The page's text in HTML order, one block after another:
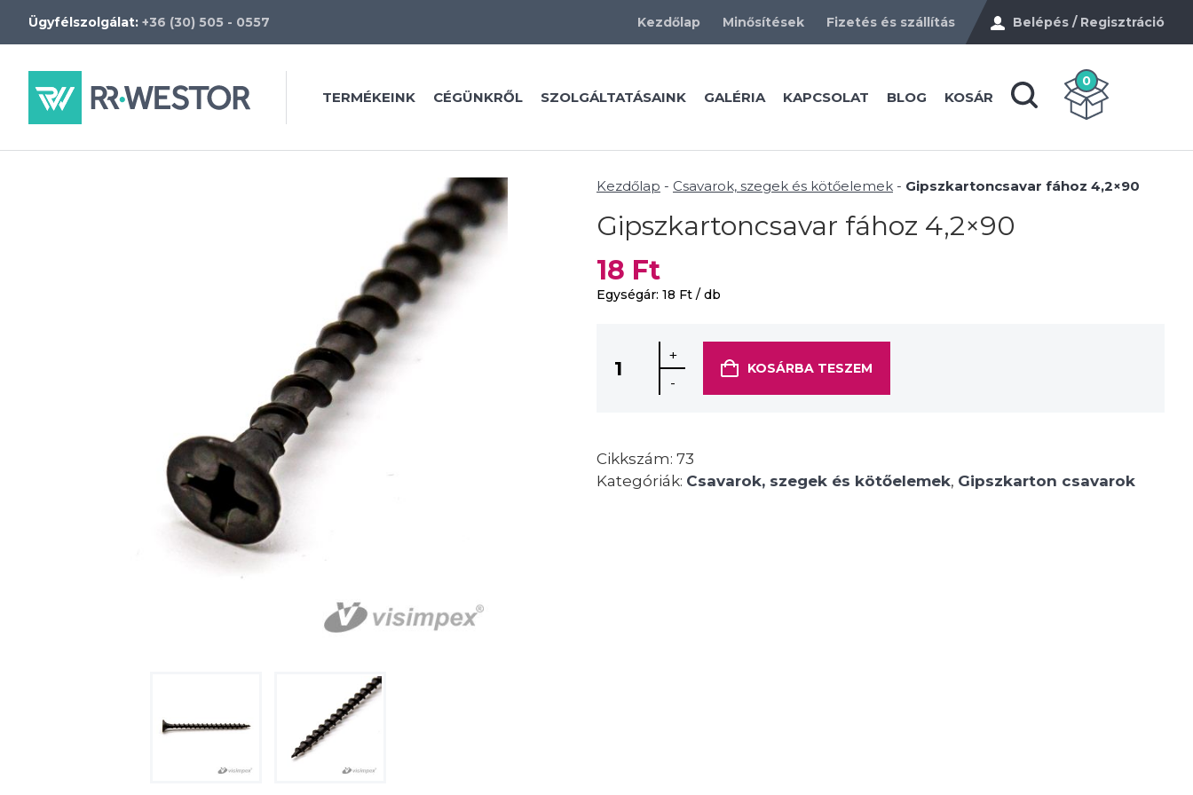
Ügyfélszolgálat: +36 (30) 505 - 0557 Kezdőlap Minősítések Fizetés és szállítás Belépés / Regisztráció
TERMÉKEINK CÉGÜNKRŐL SZOLGÁLTATÁSAINK GALÉRIA KAPCSOLAT BLOG KOSÁR
0
Kezdőlap - Csavarok, szegek és kötőelemek - Gipszkartoncsavar fához 4,2×90
Gipszkartoncsavar fához 4,2×90
18 Ft
Egységár: 18 Ft / db
+
-
KOSÁRBA TESZEM
Cikkszám: 73
Kategóriák: Csavarok, szegek és kötőelemek, Gipszkarton csavarok